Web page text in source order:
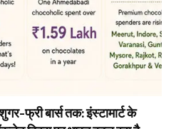
फ्री बार्स तक: इंस्टामार्ट के